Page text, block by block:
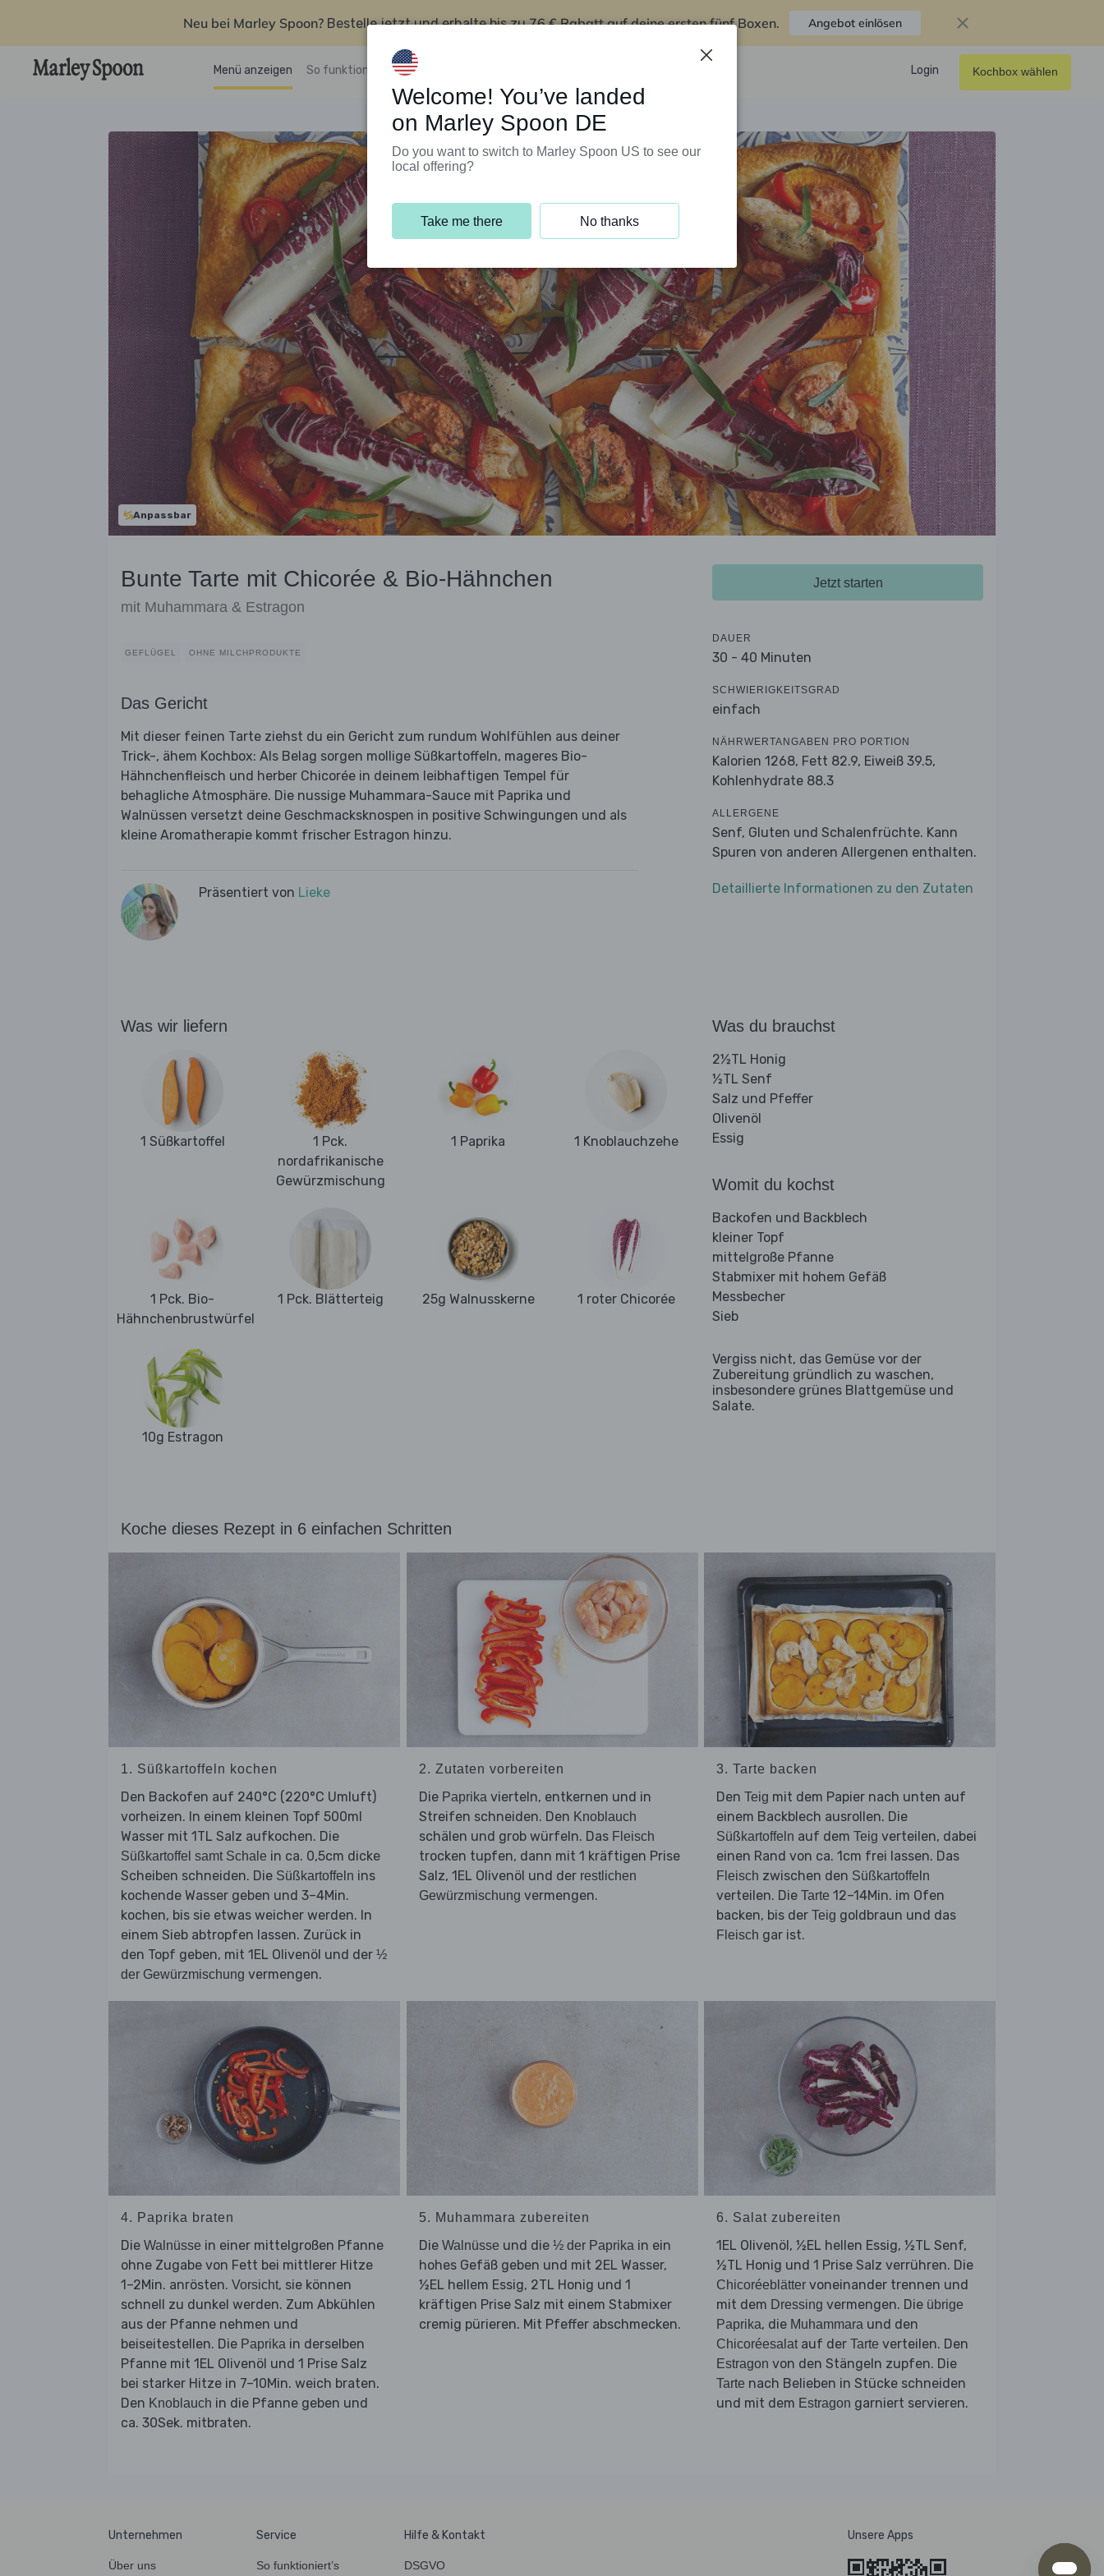
Neu bei Marley Spoon? Bestelle jetzt und erhalte bis zu76 € Rabatt auf deine ersten fünf Boxen. Angebot einlösen
Menü anzeigen So funktioniert’s Kundenservice Login Kochbox wählen
Anpassbar
Bunte Tarte mit Chicorée & Bio-Hähnchen
mit Muhammara & Estragon
GEFLÜGEL OHNE MILCHPRODUKTE
Das Gericht
Mit dieser feinen Tarte ziehst du ein Gericht zum rundum Wohlfühlen aus deiner
Trick-, ähem Kochbox: Als Belag sorgen mollige Süßkartoffeln, mageres Bio-
Hähnchenfleisch und herber Chicorée in deinem leibhaftigen Tempel für
behagliche Atmosphäre. Die nussige Muhammara-Sauce mit Paprika und
Walnüssen versetzt deine Geschmacksknospen in positive Schwingungen und als
kleine Aromatherapie kommt frischer Estragon hinzu.
Präsentiert von Lieke
Jetzt starten
DAUER
30 - 40 Minuten
SCHWIERIGKEITSGRAD
einfach
NÄHRWERTANGABEN PRO PORTION
Kalorien 1268, Fett 82.9, Eiweiß 39.5,
Kohlenhydrate 88.3
ALLERGENE
Senf, Gluten und Schalenfrüchte. Kann
Spuren von anderen Allergenen enthalten.
Detaillierte Informationen zu den Zutaten
Was wir liefern
1 Süßkartoffel
1 Pck.
nordafrikanische
Gewürzmischung
1 Paprika 1 Knoblauchzehe
1 Pck. Bio-
Hähnchenbrustwürfel
1 Pck. Blätterteig 25g Walnusskerne 1 roter Chicorée
10g Estragon
Was du brauchst
2½TL Honig
½TL Senf
Salz und Pfeffer
Olivenöl
Essig
Womit du kochst
Backofen und Backblech
kleiner Topf
mittelgroße Pfanne
Stabmixer mit hohem Gefäß
Messbecher
Sieb
Vergiss nicht, das Gemüse vor der
Zubereitung gründlich zu waschen,
insbesondere grünes Blattgemüse und
Salate.
Koche dieses Rezept in 6 einfachen Schritten
1. Süßkartoffeln kochen
Den Backofen auf 240°C (220°C Umluft)
vorheizen. In einem kleinen Topf 500ml
Wasser mit 1TL Salz aufkochen. Die
Süßkartoffel samt Schale in ca. 0,5cm dicke
Scheiben schneiden. Die Süßkartoffeln ins
kochende Wasser geben und 3–4Min.
kochen, bis sie etwas weicher werden. In
einem Sieb abtropfen lassen. Zurück in
den Topf geben, mit 1EL Olivenöl und der ½
der Gewürzmischung vermengen.
2. Zutaten vorbereiten
Die Paprikavierteln, entkernen und in
Streifen schneiden. Den Knoblauch
schälen und grob würfeln. Das Fleisch
trocken tupfen, dann mit 1 kräftigen Prise
Salz, 1EL Olivenöl und der restlichen
Gewürzmischung vermengen.
3. Tarte backen
Den Teig mit dem Papier nach unten auf
einem Backblech ausrollen. Die
Süßkartoffeln auf dem Teig verteilen, dabei
einen Rand von ca. 1cm frei lassen. Das
Fleisch zwischen den Süßkartoffeln
verteilen. Die Tarte 12–14Min. im Ofen
backen, bis der Teig goldbraun und das
Fleisch gar ist.
4. Paprika braten
Die Walnüsse in einer mittelgroßen Pfanne
ohne Zugabe von Fett bei mittlerer Hitze
1–2Min. anrösten. Vorsicht, sie können
schnell zu dunkel werden. Zum Abkühlen
aus der Pfanne nehmen und
beiseitestellen. Die Paprika in derselben
Pfanne mit 1EL Olivenöl und 1 Prise Salz
bei starker Hitze in 7–10Min. weich braten.
Den Knoblauch in die Pfanne geben und
ca. 30Sek. mitbraten.
5. Muhammara zubereiten
Die Walnüsse und die ½ der Paprika in ein
hohes Gefäß geben und mit 2EL Wasser,
½EL hellem Essig, 2TL Honig und 1
kräftigen Prise Salz mit einem Stabmixer
cremig pürieren. Mit Pfeffer abschmecken.
6. Salat zubereiten
1EL Olivenöl, ½EL hellen Essig, ½TL Senf,
½TL Honig und 1 Prise Salz verrühren. Die
Chicoréeblätter voneinander trennen und
mit dem Dressing vermengen. Die übrige
Paprika, die Muhammara und den
Chicoréesalat auf der Tarte verteilen. Den
Estragon von den Stängeln zupfen. Die
Tarte nach Belieben in Stücke schneiden
und mit dem Estragon garniert servieren.
Unternehmen
Über uns
Service
So funktioniert’s
Hilfe & Kontakt
DSGVO
Unsere Apps
Welcome! You’ve landed
on Marley Spoon DE
Do you want to switch to Marley Spoon US to see our
local offering?
Take me there No thanks